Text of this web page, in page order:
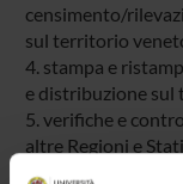
censimento/
sul territorio
4. stampa e
e distribuzione
5. verifiche e
altre Regioni e
istituzioni